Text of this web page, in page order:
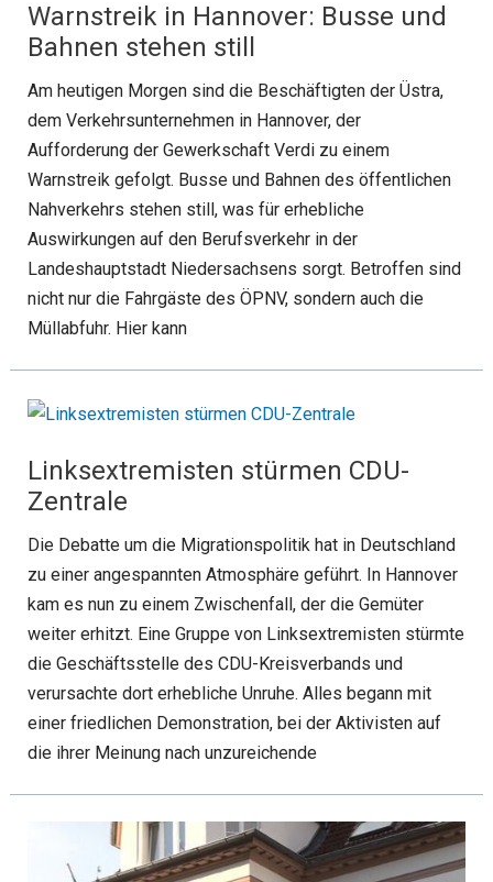
Warnstreik in Hannover: Busse und
Bahnen stehen still
Am heutigen Morgen sind die Beschäftigten der Üstra,
dem Verkehrsunternehmen in Hannover, der
Aufforderung der Gewerkschaft Verdi zu einem
Warnstreik gefolgt. Busse und Bahnen des öffentlichen
Nahverkehrs stehen still, was für erhebliche
Auswirkungen auf den Berufsverkehr in der
Landeshauptstadt Niedersachsens sorgt. Betroffen sind
nicht nur die Fahrgäste des ÖPNV, sondern auch die
Müllabfuhr. Hier kann
Linksextremisten stürmen CDU-
Zentrale
Die Debatte um die Migrationspolitik hat in Deutschland
zu einer angespannten Atmosphäre geführt. In Hannover
kam es nun zu einem Zwischenfall, der die Gemüter
weiter erhitzt. Eine Gruppe von Linksextremisten stürmte
die Geschäftsstelle des CDU-Kreisverbands und
verursachte dort erhebliche Unruhe. Alles begann mit
einer friedlichen Demonstration, bei der Aktivisten auf
die ihrer Meinung nach unzureichende